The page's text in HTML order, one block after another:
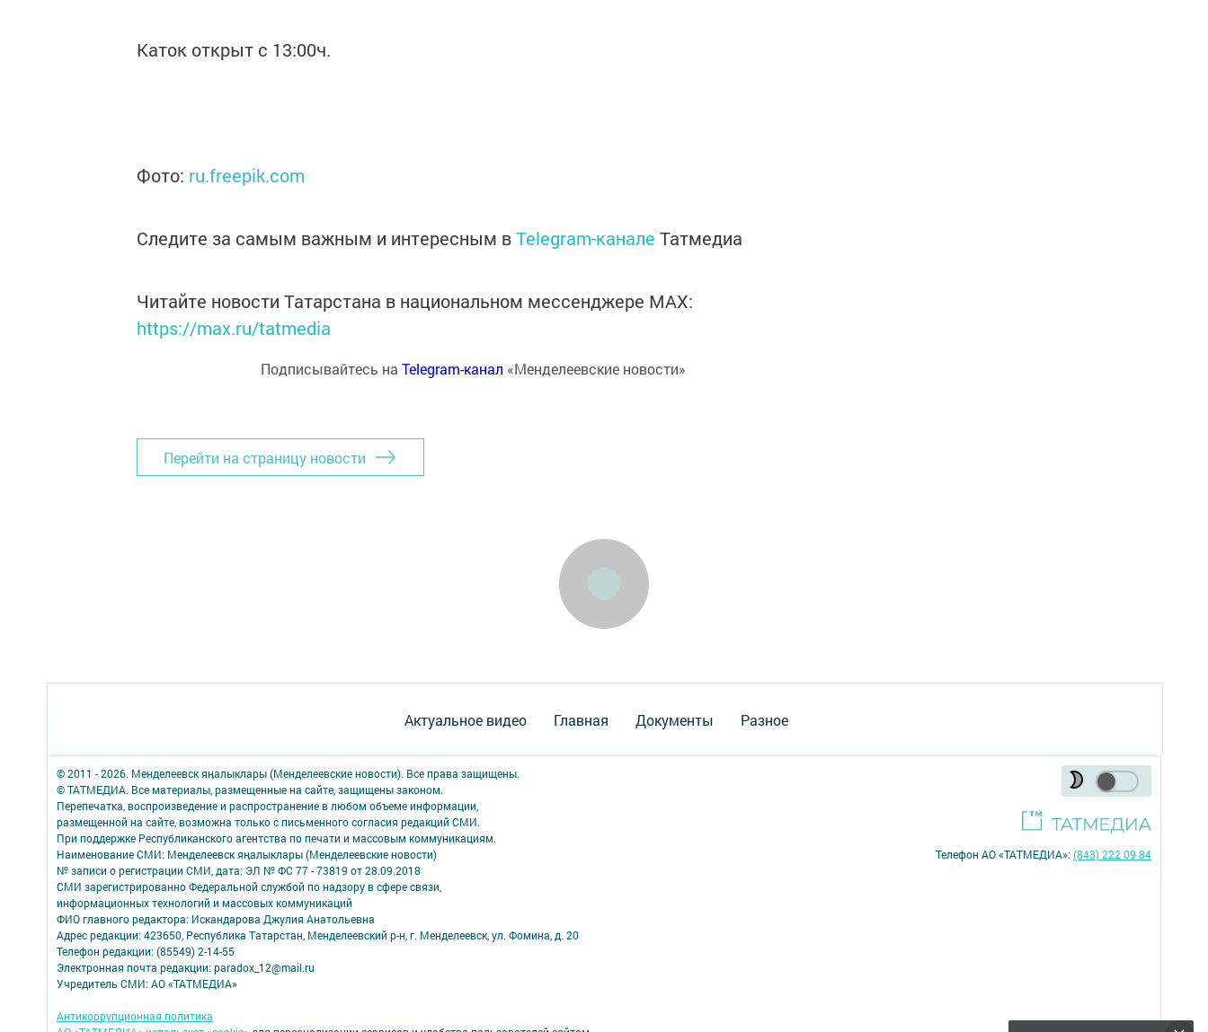
Каток открыт с 13:00ч.
Фото: ru.freepik.com
Следите за самым важным и интересным вTelegram-канале Татмедиа
Читайте новости Татарстана в национальном мессенджере MАХ:
https://max.ru/tatmedia
Подписывайтесь на Telegram-канал «Менделеевские новости»
Перейти на страницу новости
Актуальное видео Главная Документы Разное
© 2011 - 2026. Менделеевск яӊалыклары (Менделеевские новости). Все права защищены.
© ТАТМЕДИА. Все материалы, размещенные на сайте, защищены законом.
Перепечатка, воспроизведение и распространение в любом объеме информации,
размещенной на сайте, возможна только с письменного согласия редакций СМИ.
При поддержке Республиканского агентства по печати и массовым коммуникациям.
Наименование СМИ: Менделеевск яӊалыклары (Менделеевские новости)
№ записи о регистрации СМИ, дата: ЭЛ № ФС 77 - 73819 от 28.09.2018
СМИ зарегистрированно Федеральной службой по надзору в сфере связи,
информационных технологий и массовых коммуникаций
ФИО главного редактора: Искандарова Джулия Анатольевна
Адрес редакции: 423650, Республика Татарстан, Менделеевский р-н, г. Менделеевск, ул. Фомина, д. 20
Телефон редакции: (85549) 2-14-55
Электронная почта редакции: paradox_12@mail.ru
Учредитель СМИ: АО «ТАТМЕДИА»
Антикоррупционная политика
Телефон АО «ТАТМЕДИА»:(843) 222 09 84